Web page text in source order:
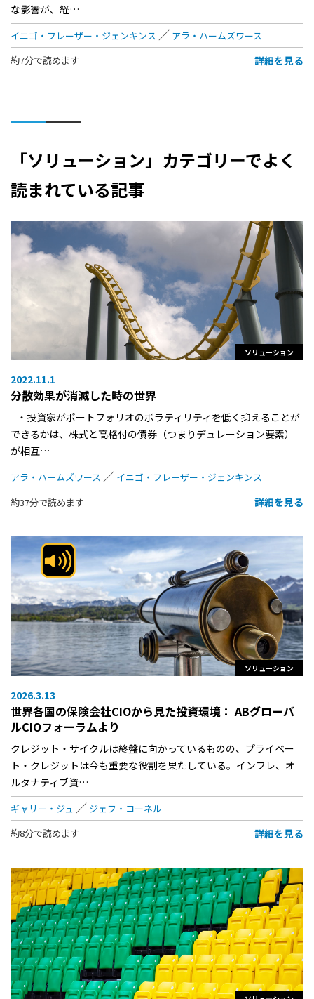
な影響が、経…
イニゴ・フレーザー・ジェンキンス
アラ・ハームズワース
約7分で読めます
詳細を見る
「ソリューション」カテゴリーでよく
読まれている記事
ソリューション
2022.11.1
分散効果が消滅した時の世界
・投資家がポートフォリオのボラティリティを低く抑えることが
できるかは、株式と高格付の債券（つまりデュレーション要素）
が相互…
アラ・ハームズワース
イニゴ・フレーザー・ジェンキンス
約37分で読めます
詳細を見る
ソリューション
2026.3.13
世界各国の保険会社CIOから見た投資環境： ABグローバ
ルCIOフォーラムより
クレジット・サイクルは終盤に向かっているものの、プライベー
ト・クレジットは今も重要な役割を果たしている。インフレ、オ
ルタナティブ資…
ギャリー・ジュ
ジェフ・コーネル
約8分で読めます
詳細を見る